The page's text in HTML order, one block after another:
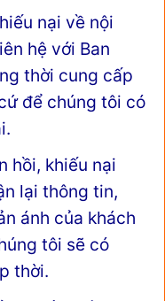
nại về nội
hệ với Ban
thời cung cấp
để chúng tôi có
hồi, khiếu nại
lại thông tin,
ánh của khách
tôi sẽ có
thời.